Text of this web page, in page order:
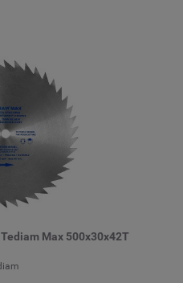
Max 500x30x42T